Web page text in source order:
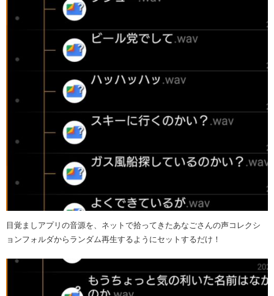
目覚ましアプリの音源を、ネットで拾ってきたあなごさんの声コレクシ
ョンフォルダからランダム再生するようにセットするだけ！